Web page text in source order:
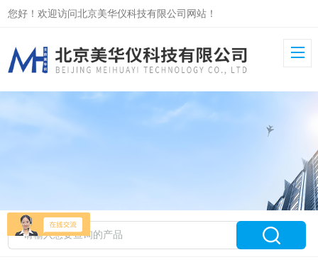
您好！欢迎访问北京美华仪科技有限公司网站！